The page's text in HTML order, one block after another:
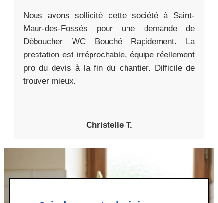
Nous avons sollicité cette société à Saint-
Maur-des-Fossés pour une demande de
Déboucher WC Bouché Rapidement. La
prestation est irréprochable, équipe réellement
pro du devis à la fin du chantier. Difficile de
trouver mieux.
Christelle T.